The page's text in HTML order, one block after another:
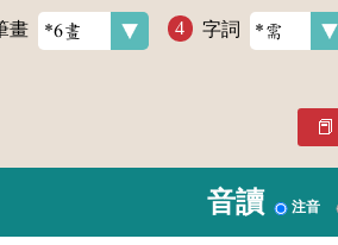
畫 字詞
音讀 注音